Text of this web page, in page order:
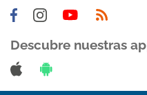
Descubre nuestras